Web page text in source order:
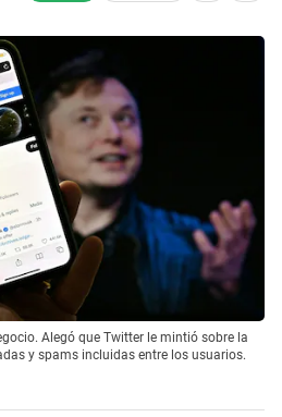
Alegó que Twitter le mintió sobre la
y spams incluidas entre los usuarios.